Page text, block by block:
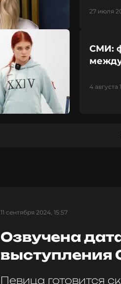
27 июля
СМИ:
4 августа
11 сентября 2024, 15:57
Озвучена
выступления
Певица готовится